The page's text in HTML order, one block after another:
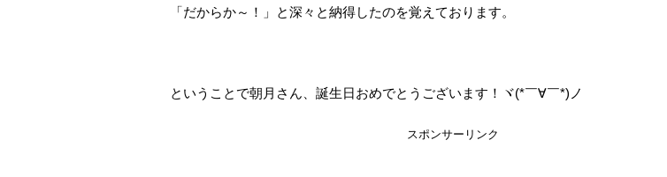
「だからか～！」と深々と納得したのを覚えております。
ということで朝月さん、誕生日おめでとうございます！ヾ(*￣∀￣*)ノ
スポンサーリンク